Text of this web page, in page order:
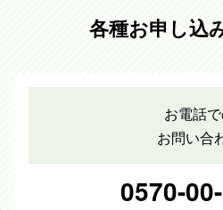
各種お申し込
お電話
お問い合
0570-